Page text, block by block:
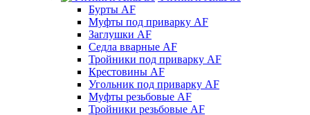
Бурты AF
Муфты под приварку AF
Заглушки AF
Седла вварные AF
Тройники под приварку AF
Крестовины AF
Угольник под приварку AF
Муфты резьбовые AF
Тройники резьбовые AF